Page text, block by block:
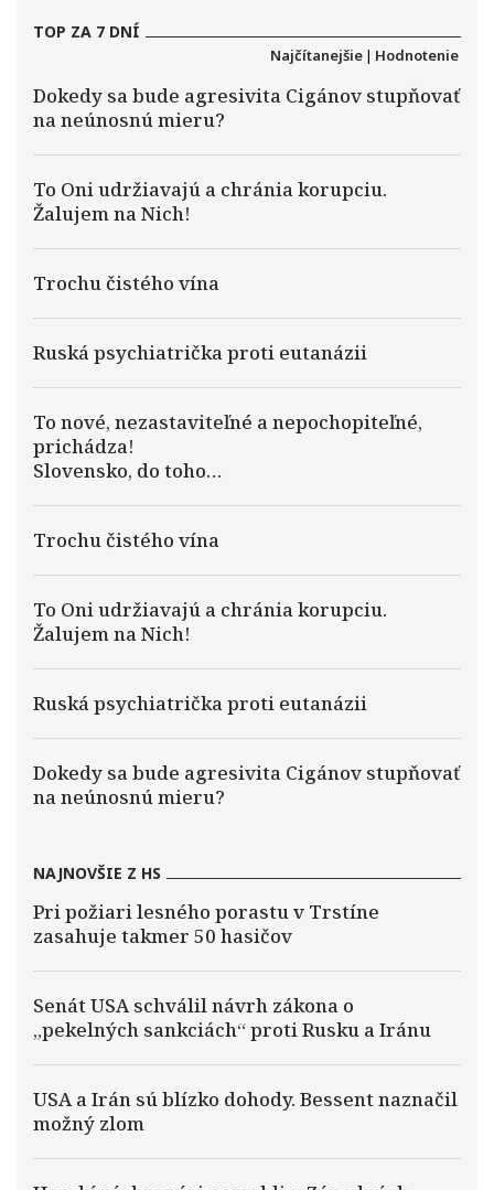
TOP ZA 7 DNÍ
Najčítanejšie | Hodnotenie
Dokedy sa bude agresivita Cigánov stupňovať
na neúnosnú mieru?
To Oni udržiavajú a chránia korupciu.
Žalujem na Nich!
Trochu čistého vína
Ruská psychiatrička proti eutanázii
To nové, nezastaviteľné a nepochopiteľné,
prichádza!
Slovensko, do toho…
Trochu čistého vína
To Oni udržiavajú a chránia korupciu.
Žalujem na Nich!
Ruská psychiatrička proti eutanázii
Dokedy sa bude agresivita Cigánov stupňovať
na neúnosnú mieru?
NAJNOVŠIE Z HS
Pri požiari lesného porastu v Trstíne
zasahuje takmer 50 hasičov
Senát USA schválil návrh zákona o
„pekelných sankciách“ proti Rusku a Iránu
USA a Irán sú blízko dohody. Bessent naznačil
možný zlom